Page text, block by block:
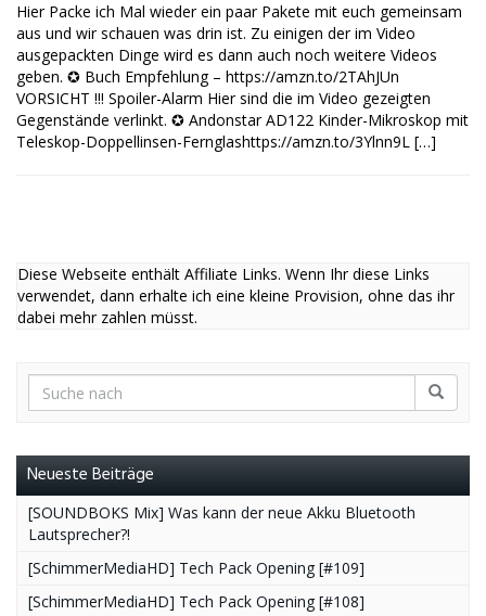
Hier Packe ich Mal wieder ein paar Pakete mit euch gemeinsam
aus und wir schauen was drin ist. Zu einigen der im Video
ausgepackten Dinge wird es dann auch noch weitere Videos
geben. ✪ Buch Empfehlung – https://amzn.to/2TAhJUn
VORSICHT !!! Spoiler-Alarm Hier sind die im Video gezeigten
Gegenstände verlinkt. ✪ Andonstar AD122 Kinder-Mikroskop mit
Teleskop-Doppellinsen-Fernglashttps://amzn.to/3Ylnn9L […]
Diese Webseite enthält Affiliate Links. Wenn Ihr diese Links
verwendet, dann erhalte ich eine kleine Provision, ohne das ihr
dabei mehr zahlen müsst.
Neueste Beiträge
[SOUNDBOKS Mix] Was kann der neue Akku Bluetooth
Lautsprecher?!
[SchimmerMediaHD] Tech Pack Opening [#109]
[SchimmerMediaHD] Tech Pack Opening [#108]